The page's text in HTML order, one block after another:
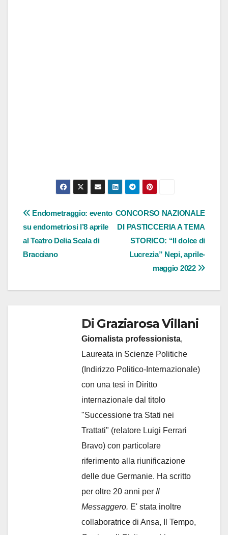
Navigazione
articoli
CONCORSO NAZIONALE
DI PASTICCERIA A TEMA
STORICO: “Il dolce di
Lucrezia” Nepi, aprile-
maggio 2022
Endometraggio: evento
su endometriosi l’8 aprile
al Teatro Delia Scala di
Bracciano
Di Graziarosa Villani
Giornalista professionista,
Laureata in Scienze Politiche
(Indirizzo Politico-Internazionale)
con una tesi in Diritto
internazionale dal titolo
"Successione tra Stati nei
Trattati" (relatore Luigi Ferrari
Bravo) con particolare
riferimento alla riunificazione
delle due Germanie. Ha scritto
per oltre 20 anni per Il
Messaggero. E' stata inoltre
collaboratrice di Ansa, Il Tempo,